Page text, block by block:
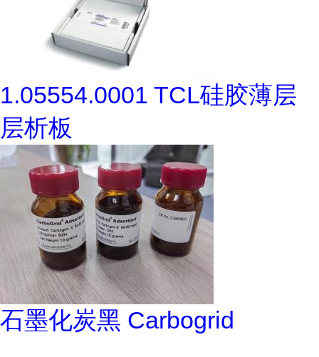
1.05554.0001 TCL硅胶薄层
层析板
石墨化炭黑 Carbogrid